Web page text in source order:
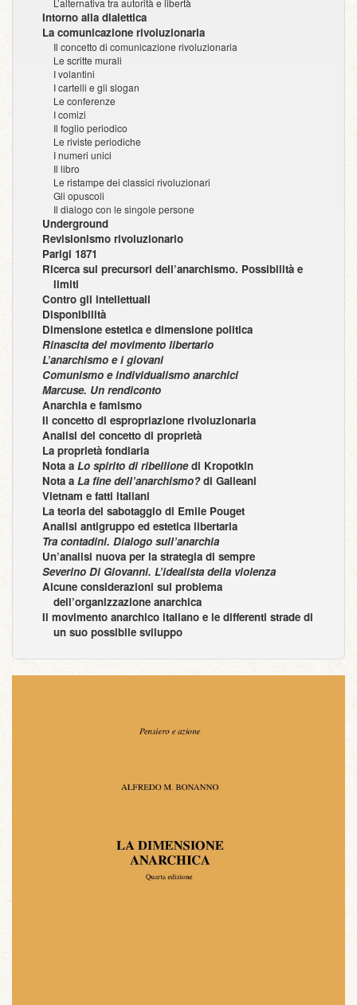
L’alternativa tra autorità e libertà
Intorno alla dialettica
La comunicazione rivoluzionaria
Il concetto di comunicazione rivoluzionaria
Le scritte murali
I volantini
I cartelli e gli slogan
Le conferenze
I comizi
Il foglio periodico
Le riviste periodiche
I numeri unici
Il libro
Le ristampe dei classici rivoluzionari
Gli opuscoli
Il dialogo con le singole persone
Underground
Revisionismo rivoluzionario
Parigi 1871
Ricerca sui precursori dell’anarchismo. Possibilità e
limiti
Contro gli intellettuali
Disponibilità
Dimensione estetica e dimensione politica
Rinascita del movimento libertario
L’anarchismo e i giovani
Comunismo e individualismo anarchici
Marcuse. Un rendiconto
Anarchia e famismo
Il concetto di espropriazione rivoluzionaria
Analisi del concetto di proprietà
La proprietà fondiaria
Nota aLo spirito di ribellionedi Kropotkin
Nota aLa fine dell’anarchismo?di Galleani
Vietnam e fatti italiani
La teoria del sabotaggio di Emile Pouget
Analisi antigruppo ed estetica libertaria
Tra contadini. Dialogo sull’anarchia
Un’analisi nuova per la strategia di sempre
Severino Di Giovanni. L’idealista della violenza
Alcune considerazioni sul problema
dell’organizzazione anarchica
Il movimento anarchico italiano e le differenti strade di
un suo possibile sviluppo